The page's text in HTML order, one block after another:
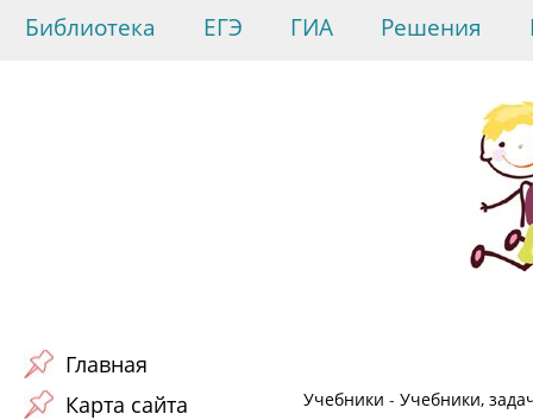
Библиотека ЕГЭ ГИА Решения
Главная
Карта сайта
Учебники - Учебники,